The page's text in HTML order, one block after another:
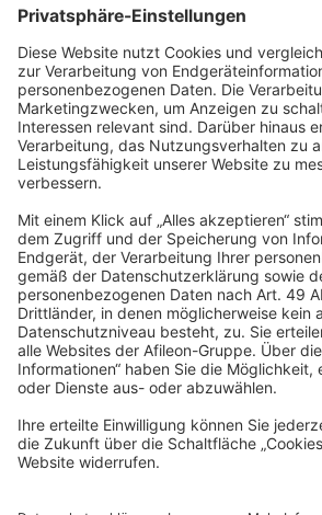
für E-Bikes und E-Fahrzeuge.
Auch der Teamgeist kommt bei uns
Weihnachtsfeier, Sommerfest,
Freitagsbrunch – wir feiern gerne
Bei uns findest Du das Beste aus zwei
verwurzelte Kanzlei mit familiärem
Hierarchien sowie die Perspektiven
bundesweit agierenden Afileon
Werde Teil des
Du möchtest in einer innovativen,
Steuerberatung, Wirtschaftsprüfung und
und dabei aktiv zum Wachstum beitragen?
richtig!
Bei uns sind alle Menschen willkommen -
Geschlecht, Nationalität, ethnischer und
Religion/Weltanschauung, Behinderung,
Orientierung.
Jetzt bewerben
Dein persönlicher Kontakt
Human Resources